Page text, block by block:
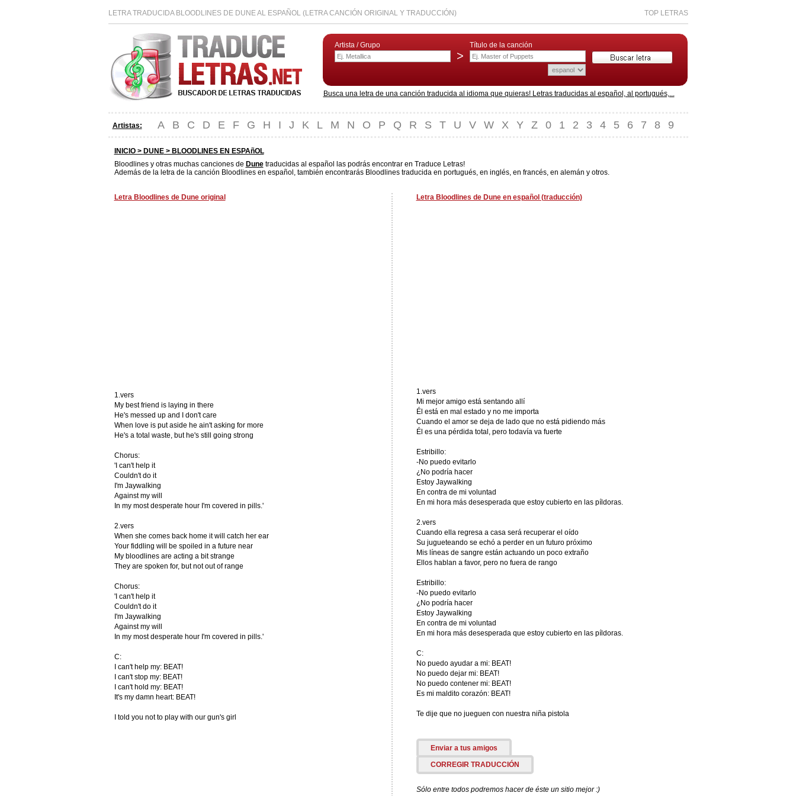
LETRA TRADUCIDA BLOODLINES DE DUNE AL ESPAÑOL (LETRA CANCIÓN ORIGINAL Y TRADUCCIÓN) TOP LETRAS
Artista / Grupo
>
Título de la canción
Busca una letra de una canción traducida al idioma que quieras! Letras traducidas al español, al portugués,...
Artistas: A B C D E F G H I J K L M N O P Q R S T U V W X Y Z 0 1 2 3 4 5 6 7 8 9
INICIO > DUNE> BLOODLINES EN ESPAñOL
Bloodlines y otras muchas canciones de Dunetraducidas al español las podrás encontrar en Traduce Letras!
Además de la letra de la canción Bloodlines en español, también encontrarás Bloodlines traducida en portugués, en inglés, en francés, en alemán y otros.
Letra Bloodlines de Dune original
1.vers
My best friend is laying in there
He's messed up and I don't care
When love is put aside he ain't asking for more
He's a total waste, but he's still going strong
Chorus:
'I can't help it
Couldn't do it
I'm Jaywalking
Against my will
In my most desperate hour I'm covered in pills.'
2.vers
When she comes back home it will catch her ear
Your fiddling will be spoiled in a future near
My bloodlines are acting a bit strange
They are spoken for, but not out of range
Chorus:
'I can't help it
Couldn't do it
I'm Jaywalking
Against my will
In my most desperate hour I'm covered in pills.'
C:
I can't help my: BEAT!
I can't stop my: BEAT!
I can't hold my: BEAT!
It's my damn heart: BEAT!
I told you not to play with our gun's girl
Letra Bloodlines de Dune en español (traducción)
1.vers
Mi mejor amigo está sentando allí
Él está en mal estado y no me importa
Cuando el amor se deja de lado que no está pidiendo más
Él es una pérdida total, pero todavía va fuerte
Estribillo:
-No puedo evitarlo
¿No podría hacer
Estoy Jaywalking
En contra de mi voluntad
En mi hora más desesperada que estoy cubierto en las píldoras.
2.vers
Cuando ella regresa a casa será recuperar el oído
Su jugueteando se echó a perder en un futuro próximo
Mis líneas de sangre están actuando un poco extraño
Ellos hablan a favor, pero no fuera de rango
Estribillo:
-No puedo evitarlo
¿No podría hacer
Estoy Jaywalking
En contra de mi voluntad
En mi hora más desesperada que estoy cubierto en las píldoras.
C:
No puedo ayudar a mi: BEAT!
No puedo dejar mi: BEAT!
No puedo contener mi: BEAT!
Es mi maldito corazón: BEAT!
Te dije que no jueguen con nuestra niña pistola
Enviar a tus amigos
CORREGIR TRADUCCIÓN
Sólo entre todos podremos hacer de éste un sitio mejor :)